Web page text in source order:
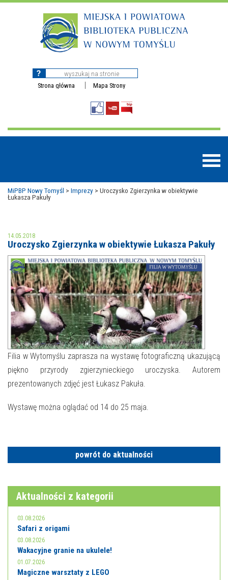
Strona główna Mapa Strony
MOJE KONTO
AKTUALNOŚCI
NAJBLIŻSZE WYDARZENIA
WYDARZENIA BIEŻĄCE
WYDARZYŁO SIĘ
NASZA OFERTA
STREFA WIEDZY O REGIONIE
STREFA KOLORU
FORMY STAŁE
NASZE FILIE
POLECANE STRONY
WYDARZENIA KULTURALNE
MiPBP Nowy Tomyśl > Imprezy > Uroczysko Zgierzynka w obiektywie
Łukasza Pakuły
14.05.2018
Uroczysko Zgierzynka w obiektywie Łukasza Pakuły
Filia w Wytomyślu zaprasza na wystawę fotograficzną ukazującą
piękno przyrody zgierzynieckiego uroczyska. Autorem
prezentowanych zdjęć jest Łukasz Pakuła.
Wystawę można oglądać od 14 do 25 maja.
powrót do aktualności
Aktualności z kategorii
03.08.2026
Safari z origami
03.08.2026
Wakacyjne granie na ukulele!
01.07.2026
Magiczne warsztaty z LEGO